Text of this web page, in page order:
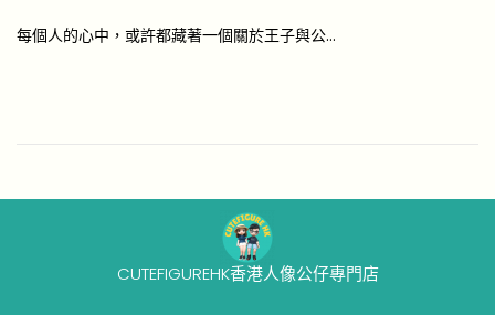
s
n
2
-
每個人的心中，或許都藏著一個關於王子與公…
CUTEFIGUREHK香港人像公仔專門店